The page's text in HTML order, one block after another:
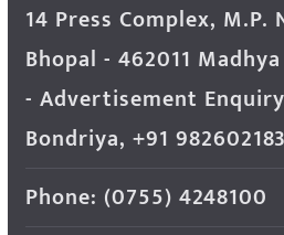
14 Press Complex, M.P.
Bhopal - 462011
- Advertisement
Bondriya, +91
Phone: (0755) 4248100